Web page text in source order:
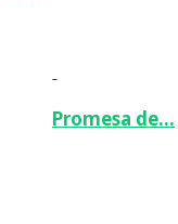
-
Promesa de…